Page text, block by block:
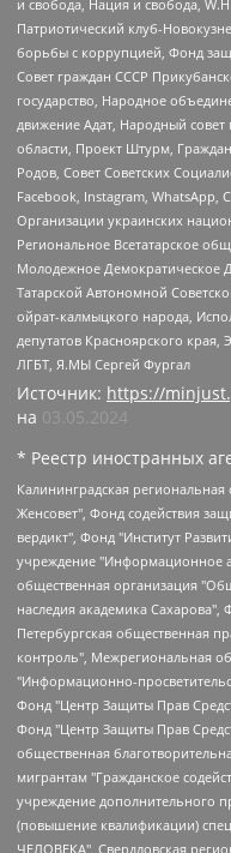
и свобода, Нация и свобода,
Патриотический клуб-
борьбы с коррупцией, Фонд
Совет граждан СССР
государство, Народное
движение Адат, Народный
области, Проект Штурм,
Родов, Совет Советских
Facebook, Instagram,
Организации украинских
Региональное Всетатарское
Молодежное Демократическое
Татарской Автономной
ойрат-калмыцкого народа,
депутатов Красноярского
ЛГБТ, Я.МЫ Сергей Фургал
Источник: https://
на 03.05.2024
* Реестр иностранных
Калининградская региональная общественная организация "Экозащита!-Женсовет", Фонд содействия защите прав и свобод граждан "Общественный вердикт", Фонд "Институт Развития Свободы Информации", Частное учреждение "Информационное агентство МЕМО. РУ", Региональная общественная организация "Общественная комиссия по сохранению наследия академика Сахарова", Фонд поддержки свободы прессы, Санкт-Петербургская общественная правозащитная организация "Гражданский контроль", Межрегиональная общественная организация "Информационно-просветительский центр "Мемориал", Региональный Фонд "Центр Защиты Прав Средств Массовой Информации", с 05.12.2023 Фонд "Центр Защиты Прав Средств массовой информации", Региональная общественная благотворительная организация помощи беженцам и мигрантам "Гражданское содействие", Негосударственное образовательное учреждение дополнительного профессионального образования (повышение квалификации) специалистов "АКАДЕМИЯ ПО ПРАВАМ ЧЕЛОВЕКА", Свердловская региональная общественная организация "Сутяжник", Автономная некоммерческая организация "Центр независимых социологических исследований", Союз общественных объединений "Российский исследовательский центр по правам человека", Региональное общественное учреждение научно-информационный центр "МЕМОРИАЛ", Некоммерческая организация "Фонд защиты гласности", Автономная некоммерческая организация "Институт прав человека", Городская общественная организация "Екатеринбургское общество "МЕМОРИАЛ", Городская общественная организация "Рязанское историко-просветительское и правозащитное общество "Мемориал" (Рязанский Мемориал), Челябинский региональный орган общественной самодеятельности – женское общественное объединение "Женщины Евразии", Челябинский региональный орган общественной самодеятельности "Уральская правозащитная группа", Фонд содействия защите здоровья и социальной справедливости имени Андрея Рылькова, Автономная Некоммерческая Организация "Аналитический Центр Юрия Левады", Автономная некоммерческая организация социальной поддержки населения "Проект Апрель", Региональная общественная организация помощи женщинам и детям, находящимся в кризисной ситуации "Информационно-методический центр "Анна", Фонд содействия развитию массовых коммуникаций и правовому просвещению "Так-так-Так", Фонд содействия устойчивому развитию "Серебряная тайга", Свердловский региональный общественный фонд социальных проектов "Новое время", "Idel.Реалии", Кавказ.Реалии, Крым.Реалии, Телеканал Настоящее Время, Татаро-башкирская служба Радио Свобода (Azatliq Radiosi), Радио Свободная Европа/Радио Свобода (PCE/PC), "Сибирь.Реалии", "Фактограф", Благотворительный фонд помощи осужденным и их семьям, Автономная некоммерческая организация "Институт глобализации и социальных движений", Фонд "В защиту прав заключенных", Частное учреждение "Центр поддержки и содействия развитию средств массовой информации", Пензенский региональный общественный благотворительный фонд "Гражданский союз", "Север.Реалии", Некоммерческая организация Фонд "Правовая инициатива", Общество с ограниченной ответственностью "Радио Свободная Европа/Радио Свобода", Чешское информационное агентство "MEDIUM-ORIENT", Красноярская региональная общественная организация "Мы против СПИДа", Камалягин Денис Николаевич, Маркелов Сергей Евгеньевич, Пономарев Лев Александрович, Савицкая Людмила Алексеевна, Автономная некоммерческая организация "Центр по работе с проблемой насилия "НАСИЛИЮ.НЕТ", Межрегиональный профессиональный союз работников здравоохранения "Альянс врачей", Юридическое лицо, зарегистрированное в Латвийской Республике, SIA "Medusa Project" (регистрационный номер 40103797863, дата регистрации 10.06.2014), Некоммерческая организация "Фонд по борьбе с коррупцией", Автономная некоммерческая организация "Институт права и публичной политики", Баданин Роман Сергеевич, Гликин Максим Александрович, Железнова Мария Михайловна, Лукьянова Юлия Сергеевна, Маетная Елизавета Витальевна, Маняхин Петр Борисович, Чуракова Ольга Владимировна, Ярош Юлия Петровна, Юридическое лицо "The Insider SIA", зарегистрированное в Риге, Латвийская Республика (дата регистрации 26.06.2015), являющееся администратором доменного имени интернет-издания "The Insider SIA", https://theins.ru, Постернак Алексей Евгеньевич, Рубин Михаил Аркадьевич, Анин Роман